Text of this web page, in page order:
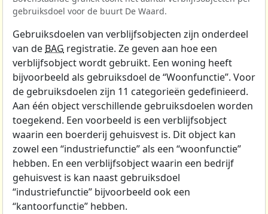
gebruiksdoel voor de buurt De Waard.
Gebruiksdoelen van verblijfsobjecten zijn onderdeel
van de BAG registratie. Ze geven aan hoe een
verblijfsobject wordt gebruikt. Een woning heeft
bijvoorbeeld als gebruiksdoel de “Woonfunctie”. Voor
de gebruiksdoelen zijn 11 categorieën gedefinieerd.
Aan één object verschillende gebruiksdoelen worden
toegekend. Een voorbeeld is een verblijfsobject
waarin een boerderij gehuisvest is. Dit object kan
zowel een “industriefunctie” als een “woonfunctie”
hebben. En een verblijfsobject waarin een bedrijf
gehuisvest is kan naast gebruiksdoel
“industriefunctie” bijvoorbeeld ook een
“kantoorfunctie” hebben.